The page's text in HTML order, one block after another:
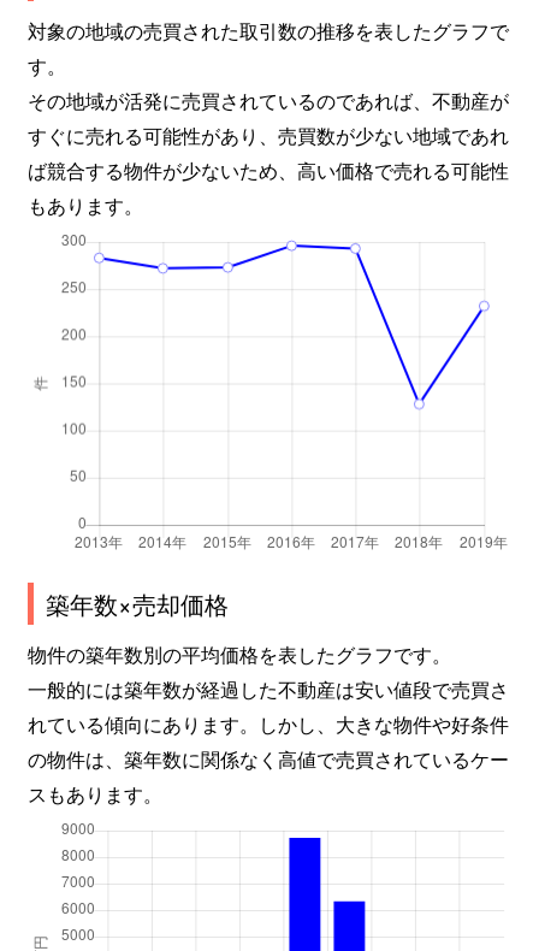
対象の地域の売買された取引数の推移を表したグラフで
す。
その地域が活発に売買されているのであれば、不動産が
すぐに売れる可能性があり、売買数が少ない地域であれ
ば競合する物件が少ないため、高い価格で売れる可能性
もあります。
築年数×売却価格
物件の築年数別の平均価格を表したグラフです。
一般的には築年数が経過した不動産は安い値段で売買さ
れている傾向にあります。しかし、大きな物件や好条件
の物件は、築年数に関係なく高値で売買されているケー
スもあります。